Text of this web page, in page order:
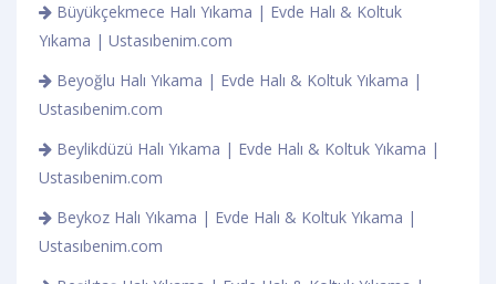
Büyükçekmece Halı Yıkama | Evde Halı & Koltuk
Yıkama | Ustasıbenim.com
Beyoğlu Halı Yıkama | Evde Halı & Koltuk Yıkama |
Ustasıbenim.com
Beylikdüzü Halı Yıkama | Evde Halı & Koltuk Yıkama |
Ustasıbenim.com
Beykoz Halı Yıkama | Evde Halı & Koltuk Yıkama |
Ustasıbenim.com